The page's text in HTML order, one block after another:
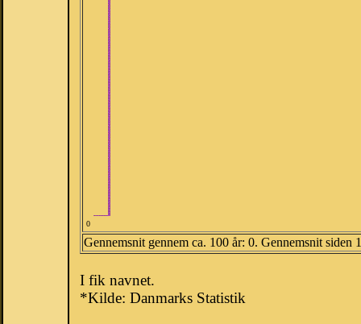
0
Gennemsnit gennem ca. 100 år: 0. Gennemsnit siden
I fik navnet.
*Kilde: Danmarks Statistik